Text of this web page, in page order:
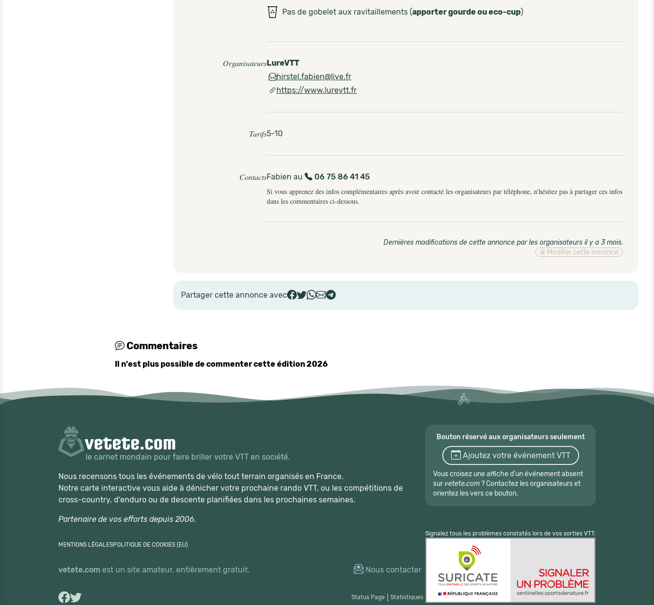
Pas de gobelet aux ravitaillements (apporter gourde ou eco-cup)
OrganisateursLureVTT
hirstel.fabien@live.fr
https://www.lurevtt.fr
Tarifs5-10
ContactsFabien au
06 75 86 41 45
Si vous apprenez des infos complémentaires après avoir contacté les organisateurs par téléphone, n'hésitez pas à partager ces infos
dans les commentaires ci-dessous.
Dernières modifications de cette annonce par les organisateurs il y a 3 mois.
Modifier cette annonce
Partager cette annonce avec
Commentaires
Il n'est plus possible de commenter cette édition 2026
le carnet mondain pour faire briller votre VTT en société.
Nous recensons tous les événements de vélo tout terrain organisés en France.
Notre carte interactive vous aide à dénicher votre prochaine rando VTT, ou les compétitions de
cross-country, d'enduro ou de descente planifiées dans les prochaines semaines.
Partenaire de vos efforts depuis 2006.
MENTIONS LÉGALESPOLITIQUE DE COOKIES (EU)
vetete.com est un site amateur, entièrement gratuit. Nous contacter
Status Page Statistiques
Bouton réservé aux organisateurs seulement
Ajoutez votre événement VTT
Vous croisez une affiche d'un événement absent
sur vetete.com? Contactez les organisateurs et
orientez les vers ce bouton.
Signalez tous les problèmes constatés lors de vos sorties VTT: